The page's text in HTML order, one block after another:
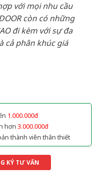
với mọi nhu cầu
còn có những
đi kèm với sự đa
cả phân khúc giá
1.000.000đ
hơn 3.000.000đ
thành viên thân thiết
KÝ TƯ VẤN